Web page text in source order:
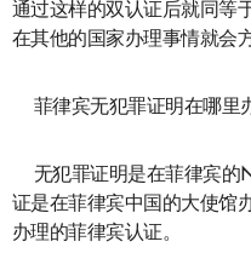
通过这样的双认证后就同等
在其他的国家办理事情就会
菲律宾无犯罪证明在哪里
无犯罪证明是在菲律宾的
证是在菲律宾中国的大使馆
办理的菲律宾认证。